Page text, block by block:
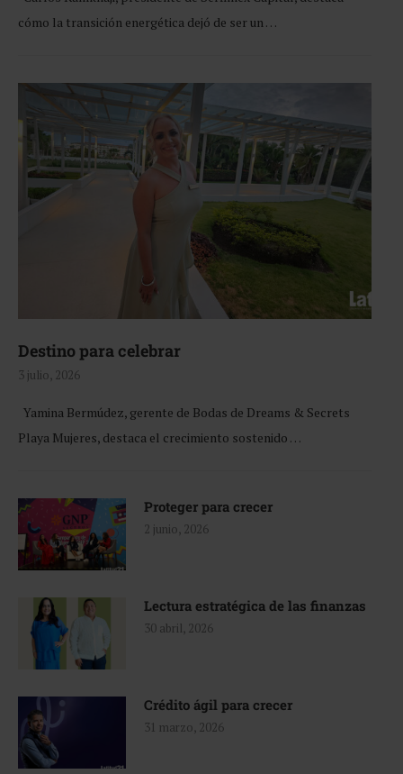
cómo la transición energética dejó de ser un …
Destino para celebrar
3 julio, 2026
Yamina Bermúdez, gerente de Bodas de Dreams & Secrets
Playa Mujeres, destaca el crecimiento sostenido …
Proteger para crecer
2 junio, 2026
Lectura estratégica de las finanzas
30 abril, 2026
Crédito ágil para crecer
31 marzo, 2026